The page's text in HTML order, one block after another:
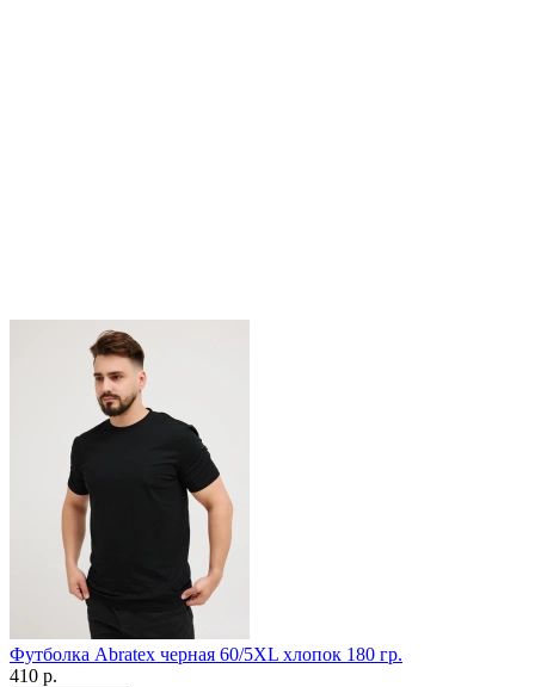
Футболка Abratex черная 60/5XL хлопок 180 гр.
410 р.